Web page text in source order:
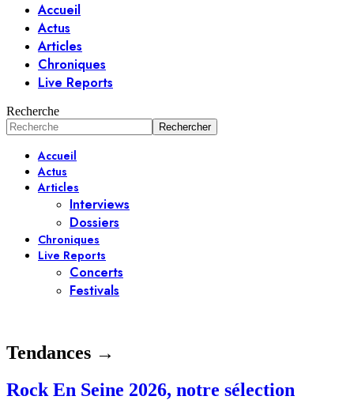
Accueil
Actus
Articles
Chroniques
Live Reports
Recherche
Accueil
Actus
Articles
Interviews
Dossiers
Chroniques
Live Reports
Concerts
Festivals
Tendances →
Rock En Seine 2026, notre sélection